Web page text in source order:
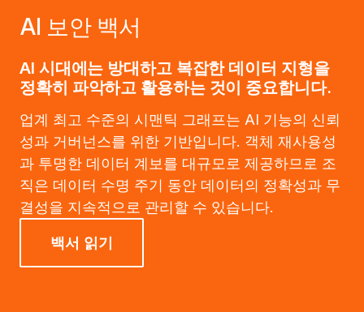
AI 보안 백서
AI 시대에는 방대하고 복잡한 데이터 지형을
정확히 파악하고 활용하는 것이 중요합니다.
업계 최고 수준의 시맨틱 그래프는 AI 기능의 신뢰
성과 거버넌스를 위한 기반입니다. 객체 재사용성
과 투명한 데이터 계보를 대규모로 제공하므로 조
직은 데이터 수명 주기 동안 데이터의 정확성과 무
결성을 지속적으로 관리할 수 있습니다.
백서 읽기